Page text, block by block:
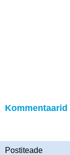
Kommentaarid
Postiteade